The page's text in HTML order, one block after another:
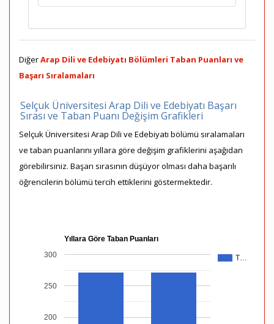
DiğerArap Dili ve Edebiyatı Bölümleri Taban Puanları ve
Başarı Sıralamaları
Selçuk Üniversitesi Arap Dili ve Edebiyatı Başarı
Sırası ve Taban Puanı Değişim Grafikleri
Selçuk Üniversitesi Arap Dili ve Edebiyatı bölümü sıralamaları
ve taban puanlarını yıllara göre değişim grafiklerini aşağıdan
görebilirsiniz. Başarı sırasının düşüyor olması daha başarılı
öğrencilerin bölümü tercih ettiklerini göstermektedir.
Yıllara Göre Taban Puanları
T…
200
250
300